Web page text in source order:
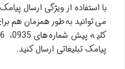
با استفاده از ویژگی ارسال
می توانید به طور همزمان هم
پیامک تبلیغاتی ارسال کنید.